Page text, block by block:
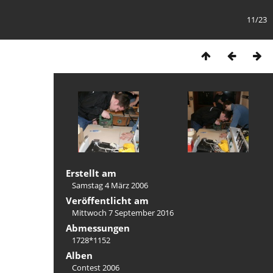
11/23
Erstellt am
Samstag 4 März 2006
Veröffentlicht am
Mittwoch 7 September 2016
Abmessungen
1728*1152
Alben
Contest 2006